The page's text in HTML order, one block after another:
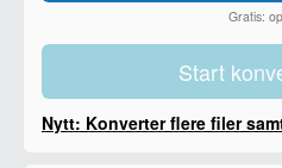
Gratis:
Start
Nytt: Konverter flere filer